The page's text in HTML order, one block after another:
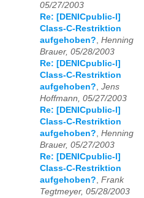
05/27/2003
Re: [DENICpublic-l]
Class-C-Restriktion
aufgehoben?, Henning
Brauer, 05/28/2003
Re: [DENICpublic-l]
Class-C-Restriktion
aufgehoben?, Jens
Hoffmann, 05/27/2003
Re: [DENICpublic-l]
Class-C-Restriktion
aufgehoben?, Henning
Brauer, 05/27/2003
Re: [DENICpublic-l]
Class-C-Restriktion
aufgehoben?, Frank
Tegtmeyer, 05/28/2003